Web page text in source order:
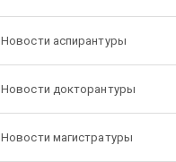
Новости аспирантуры
Новости докторантуры
Новости магистратуры